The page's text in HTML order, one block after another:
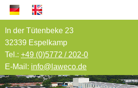
In der Tütenbeke 23
32339 Espelkamp
Tel.: +49 (0)5772 / 202-0
E-Mail: info@laweco.de